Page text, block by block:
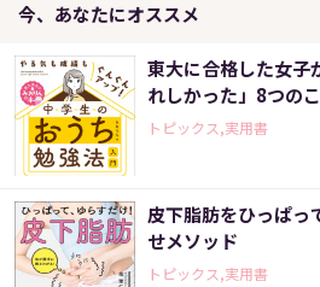
今、あなたにオススメ
東大に合格した女子
れしかった」8つの
トピックス,実用書
皮下脂肪をひっぱっ
せメソッド
トピックス,実用書